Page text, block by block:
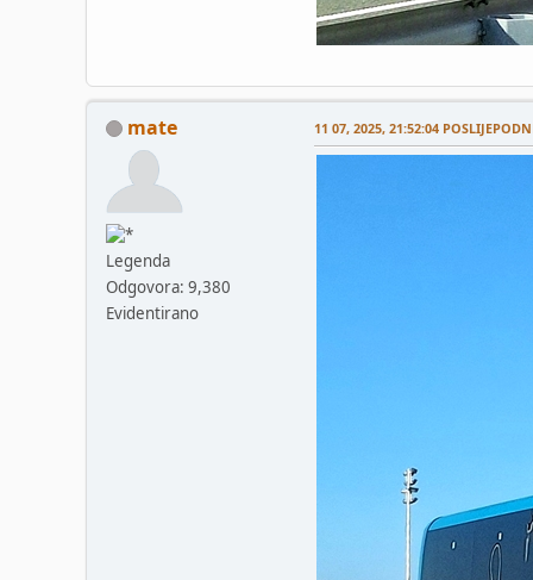
mate
Legenda
Odgovora: 9,380
Evidentirano
11 07, 2025, 21:52:04